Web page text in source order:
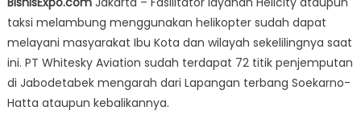
Helicity
Untuk
Jabodetabek
Sudah
Dapat
taksi melambung menggunakan helikopter sudah dapat
melayani masyarakat Ibu Kota dan wilayah sekelilingnya saat
ini. PT Whitesky Aviation sudah terdapat 72 titik penjemputan
di Jabodetabek mengarah dari Lapangan terbang Soekarno-
Hatta ataupun kebalikannya.